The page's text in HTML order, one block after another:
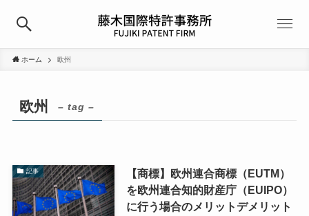
ホーム 欧州
欧州 – tag –
記事
【商標】欧州連合商標（EUTM）
を欧州連合知的財産庁（EUIPO）
に行う場合のメリットデメリット